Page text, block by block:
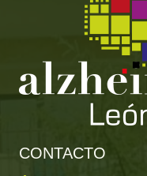
CONTACTO